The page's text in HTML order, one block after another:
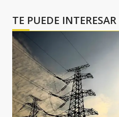
TE PUEDE INTERESAR